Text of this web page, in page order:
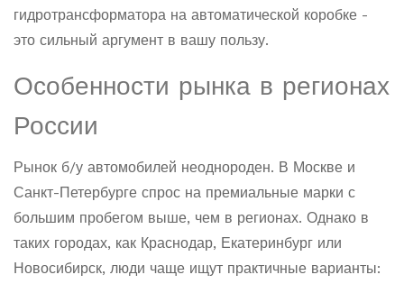
гидротрансформатора на автоматической коробке -
это сильный аргумент в вашу пользу.
Особенности рынка в регионах
России
Рынок б/у автомобилей неоднороден. В Москве и
Санкт-Петербурге спрос на премиальные марки с
большим пробегом выше, чем в регионах. Однако в
таких городах, как Краснодар, Екатеринбург или
Новосибирск, люди чаще ищут практичные варианты: